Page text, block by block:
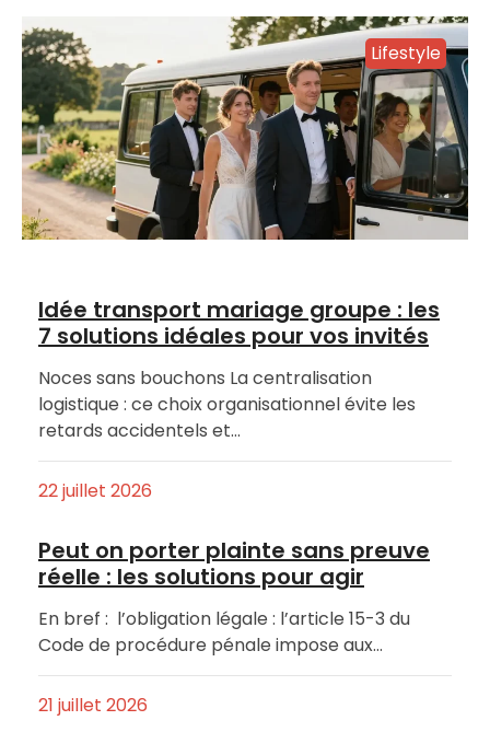
Lifestyle
Idée transport mariage groupe : les
7 solutions idéales pour vos invités
Noces sans bouchons La centralisation
logistique : ce choix organisationnel évite les
retards accidentels et…
22 juillet 2026
Peut on porter plainte sans preuve
réelle : les solutions pour agir
En bref : l’obligation légale : l’article 15-3 du
Code de procédure pénale impose aux…
21 juillet 2026